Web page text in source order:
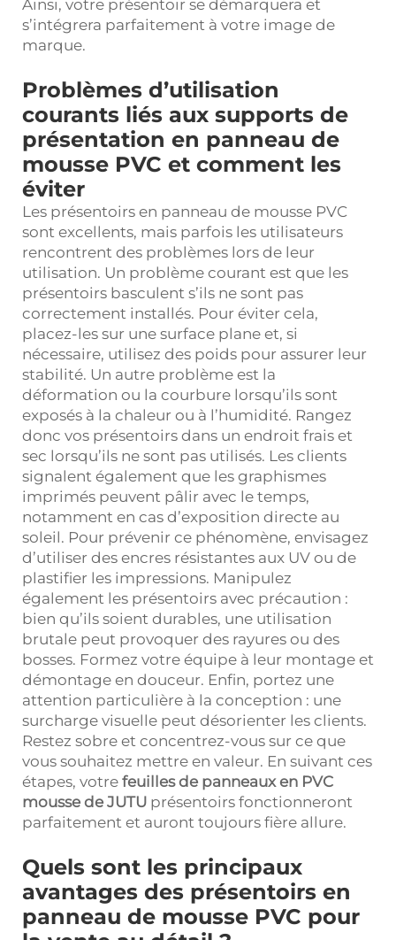
Ainsi, votre présentoir se démarquera et
s’intégrera parfaitement à votre image de
marque.
Problèmes d’utilisation
courants liés aux supports de
présentation en panneau de
mousse PVC et comment les
éviter
Les présentoirs en panneau de mousse PVC
sont excellents, mais parfois les utilisateurs
rencontrent des problèmes lors de leur
utilisation. Un problème courant est que les
présentoirs basculent s’ils ne sont pas
correctement installés. Pour éviter cela,
placez-les sur une surface plane et, si
nécessaire, utilisez des poids pour assurer leur
stabilité. Un autre problème est la
déformation ou la courbure lorsqu’ils sont
exposés à la chaleur ou à l’humidité. Rangez
donc vos présentoirs dans un endroit frais et
sec lorsqu’ils ne sont pas utilisés. Les clients
signalent également que les graphismes
imprimés peuvent pâlir avec le temps,
notamment en cas d’exposition directe au
soleil. Pour prévenir ce phénomène, envisagez
d’utiliser des encres résistantes aux UV ou de
plastifier les impressions. Manipulez
également les présentoirs avec précaution :
bien qu’ils soient durables, une utilisation
brutale peut provoquer des rayures ou des
bosses. Formez votre équipe à leur montage et
démontage en douceur. Enfin, portez une
attention particulière à la conception : une
surcharge visuelle peut désorienter les clients.
Restez sobre et concentrez-vous sur ce que
vous souhaitez mettre en valeur. En suivant ces
étapes, votre feuilles de panneaux en PVC
mousse de JUTU présentoirs fonctionneront
parfaitement et auront toujours fière allure.
Quels sont les principaux
avantages des présentoirs en
panneau de mousse PVC pour